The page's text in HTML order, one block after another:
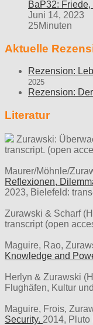
BaP32:
Juni 14, 2023
25Minuten
Aktuelle
Rezension:
2025
Rezension:
Literatur
Zurawski:
transcript. (open
Maurer/Möhnle/
Reflexionen,
2023, Bielefeld:
Zurawski & Scharf
transcript (open
Maguire, Rao,
Knowledge and
Herlyn & Zurawski
Flughäfen, Kultur
Maguire, Frois,
Security. 2014, Pluto